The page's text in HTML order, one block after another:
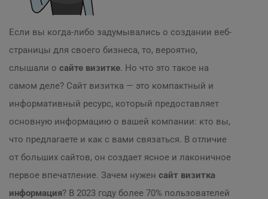
Если вы когда-либо задумывались о создании веб-
страницы для своего бизнеса, то, вероятно,
слышали о сайте визитке. Но что это такое на
самом деле? Сайт визитка — это компактный и
информативный ресурс, который предоставляет
основную информацию о вашей компании: кто вы,
что предлагаете и как с вами связаться. В отличие
от больших сайтов, он создает ясное и лаконичное
первое впечатление. Зачем нужен сайт визитка
информация? В 2023 году более 70% пользователей